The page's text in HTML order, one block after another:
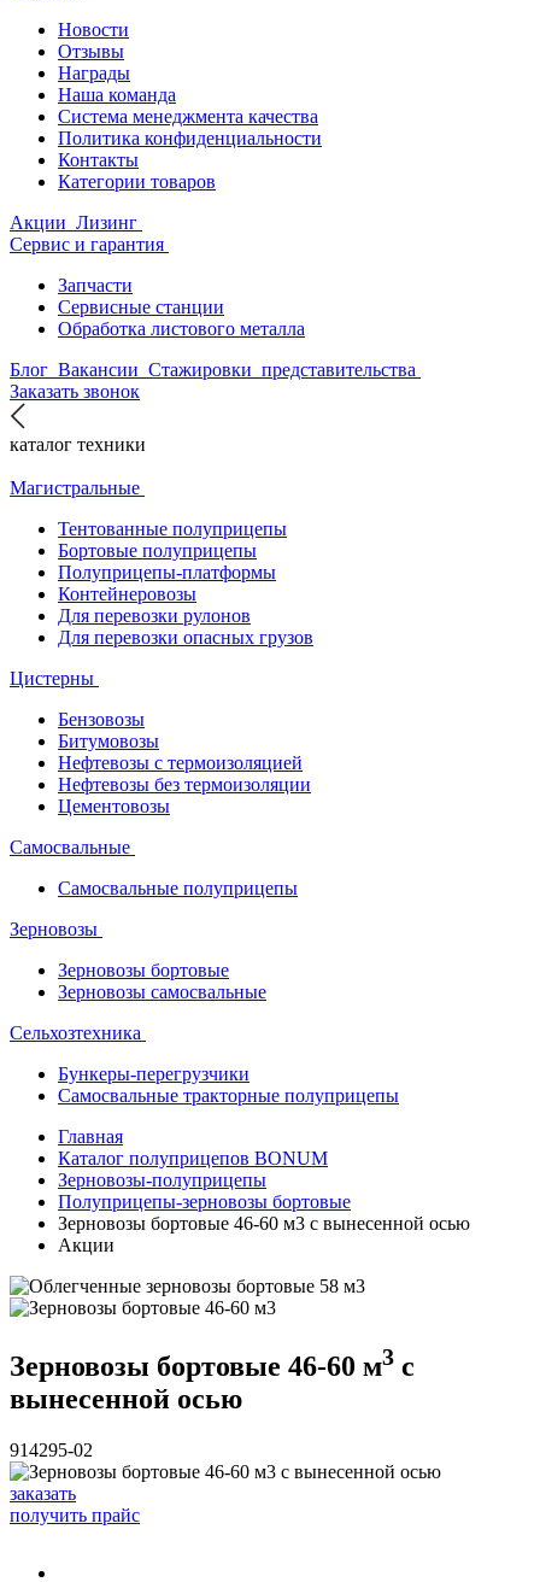
Новости
Отзывы
Награды
Наша команда
Система менеджмента качества
Политика конфиденциальности
Контакты
Категории товаров
Акции Лизинг
Сервис и гарантия
Запчасти
Сервисные станции
Обработка листового металла
Блог Вакансии Стажировки представительства
Заказать звонок
каталог техники
Магистральные
Тентованные полуприцепы
Бортовые полуприцепы
Полуприцепы-платформы
Контейнеровозы
Для перевозки рулонов
Для перевозки опасных грузов
Цистерны
Бензовозы
Битумовозы
Нефтевозы с термоизоляцией
Нефтевозы без термоизоляции
Цементовозы
Самосвальные
Самосвальные полуприцепы
Зерновозы
Зерновозы бортовые
Зерновозы самосвальные
Сельхозтехника
Бункеры-перегрузчики
Самосвальные тракторные полуприцепы
Главная
Каталог полуприцепов BONUM
Зерновозы-полуприцепы
Полуприцепы-зерновозы бортовые
Зерновозы бортовые 46-60 м3 с вынесенной осью
Акции
Зерновозы бортовые 46-60 м3 с
вынесенной осью
914295-02
заказать
получить прайс